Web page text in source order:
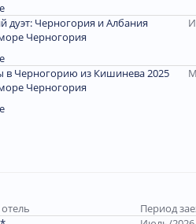
дуэт: Черногория и Албания
Черногория
в Черногорию из Кишинева 2025
Черногория
Период